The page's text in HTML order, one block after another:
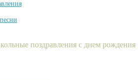
поздравления с днем рождения